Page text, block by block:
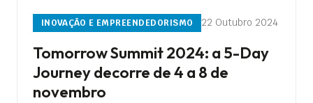
INOVAÇÃO E EMPREENDEDORISMO 22 Outubro 2024
Tomorrow Summit 2024: a 5-Day
Journey decorre de 4 a 8 de
novembro